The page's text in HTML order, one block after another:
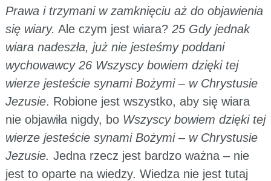
Prawa i trzymani w zamknięciu aż do objawienia
się wiary. Ale czym jest wiara? 25 Gdy jednak
wiara nadeszła, już nie jesteśmy poddani
wychowawcy 26 Wszyscy bowiem dzięki tej
wierze jesteście synami Bożymi – w Chrystusie
Jezusie. Robione jest wszystko, aby się wiara
nie objawiła nigdy, bo Wszyscy bowiem dzięki tej
wierze jesteście synami Bożymi – w Chrystusie
Jezusie. Jedna rzecz jest bardzo ważna – nie
jest to oparte na wiedzy. Wiedza nie jest tutaj